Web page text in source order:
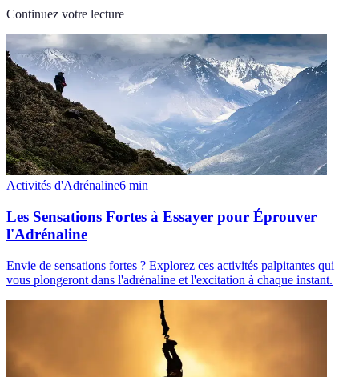
Continuez votre lecture
Activités d'Adrénaline6 min
Les Sensations Fortes à Essayer pour Éprouver
l'Adrénaline
Envie de sensations fortes ? Explorez ces activités palpitantes qui
vous plongeront dans l'adrénaline et l'excitation à chaque instant.